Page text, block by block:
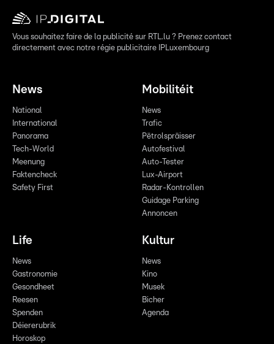
Vous souhaitez faire de la publicité sur RTL.lu ? Prenez contact
directement avec notre régie publicitaire IPLuxembourg
News
National
International
Panorama
Tech-World
Meenung
Faktencheck
Safety First
Mobilitéit
News
Trafic
Pëtrolspräisser
Autofestival
Auto-Tester
Lux-Airport
Radar-Kontrollen
Guidage Parking
Annoncen
Life
News
Gastronomie
Gesondheet
Reesen
Spenden
Déiererubrik
Horoskop
Kultur
News
Kino
Musek
Bicher
Agenda